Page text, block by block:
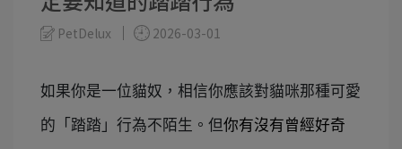
PetDelux 2026-03-01
如果你是一位貓奴，相信你應該對貓咪那種可愛
的「踏踏」行為不陌生。但你有沒有曾經好奇